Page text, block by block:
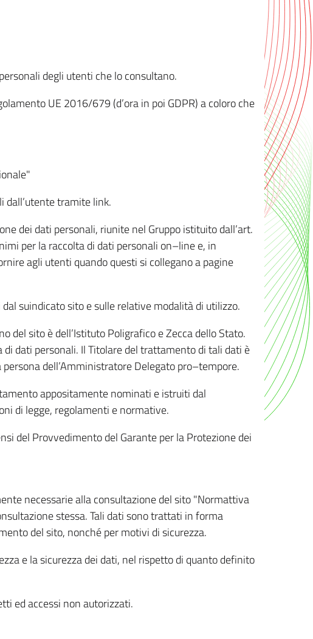
degli utenti che lo consultano.
UE 2016/679 (d’ora in poi GDPR) a coloro che
dall’utente tramite link.
dei dati personali, riunite nel Gruppo istituito dall’art.
per la raccolta di dati personali on–line e, in
agli utenti quando questi si collegano a pagine
suindicato sito e sulle relative modalità di utilizzo.
del sito è dell’Istituto Poligrafico e Zecca dello Stato.
dati personali. Il Titolare del trattamento di tali dati è
dell’Amministratore Delegato pro–tempore.
appositamente nominati e istruiti dal
di legge, regolamenti e normative.
del Provvedimento del Garante per la Protezione dei
necessarie alla consultazione del sito "Normattiva
stessa. Tali dati sono trattati in forma
del sito, nonché per motivi di sicurezza.
e la sicurezza dei dati, nel rispetto di quanto definito
ed accessi non autorizzati.